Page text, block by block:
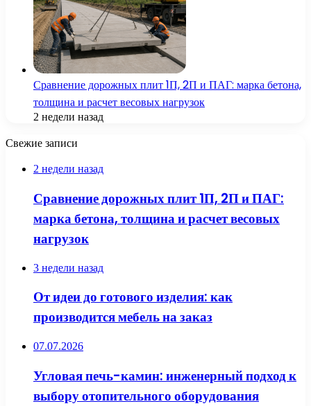
Сравнение дорожных плит 1П, 2П и ПАГ: марка бетона,
толщина и расчет весовых нагрузок
2 недели назад
Свежие записи
2 недели назад
Сравнение дорожных плит 1П, 2П и ПАГ:
марка бетона, толщина и расчет весовых
нагрузок
3 недели назад
От идеи до готового изделия: как
производится мебель на заказ
07.07.2026
Угловая печь-камин: инженерный подход к
выбору отопительного оборудования